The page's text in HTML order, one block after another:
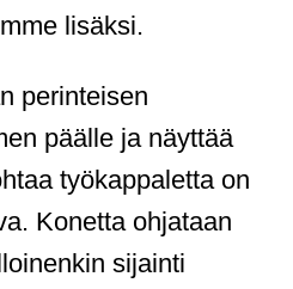
lisäksi.
perinteisen
päälle ja näyttää
työkappaletta on
Konetta ohjataan
sijainti